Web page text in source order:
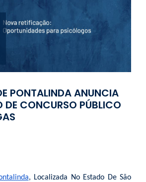
PONTALINDA ANUNCIA
DE CONCURSO PÚBLICO
, Localizada No Estado De São